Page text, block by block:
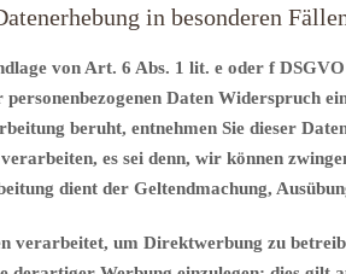
in besonderen
von Art. 6 Abs. 1 lit. e oder f
Daten Widerspruch
beruht, entnehmen Sie dieser
es sei denn, wir können
dient der Geltendmachung,
verarbeitet, um Direktwerbung zu